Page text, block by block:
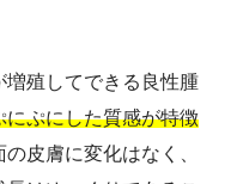
増殖してできる良性腫
ぷにした質感が特徴
の皮膚に変化はなく、